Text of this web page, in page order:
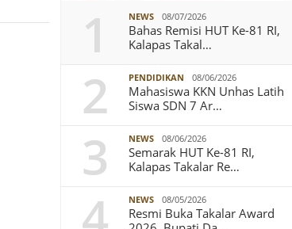
1 NEWS 08/07/2026
Bahas Remisi HUT Ke-81 RI,
Kalapas Takal…
2 PENDIDIKAN 08/06/2026
Mahasiswa KKN Unhas Latih
Siswa SDN 7 Ar…
3 NEWS 08/06/2026
Semarak HUT Ke-81 RI,
Kalapas Takalar Re…
NEWS 08/05/2026
Resmi Buka Takalar Award